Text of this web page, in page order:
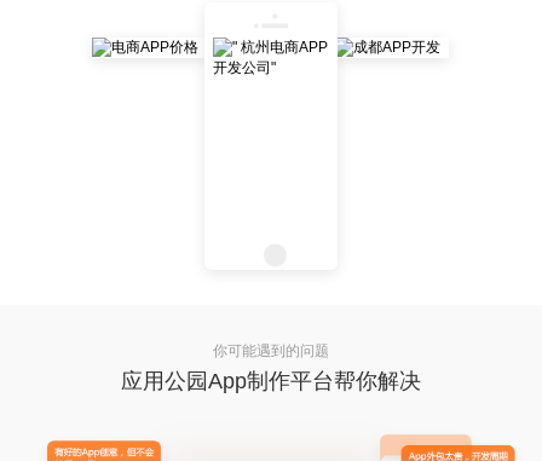
你可能遇到的问题
应用公园App制作平台帮你解决